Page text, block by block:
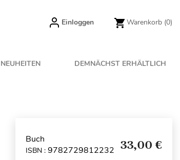
Einloggen Warenkorb (0)
NEUHEITEN DEMNÄCHST ERHÄLTLICH
Buch
ISBN : 9782729812232 33,00 €